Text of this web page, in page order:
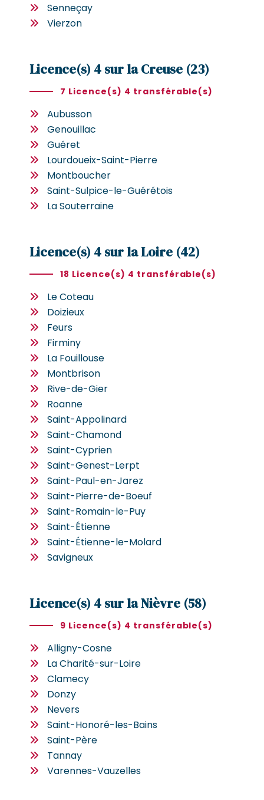
Senneçay
Vierzon
Licence(s) 4 sur la Creuse (23)
7 Licence(s) 4 transférable(s)
Aubusson
Genouillac
Guéret
Lourdoueix-Saint-Pierre
Montboucher
Saint-Sulpice-le-Guérétois
La Souterraine
Licence(s) 4 sur la Loire (42)
18 Licence(s) 4 transférable(s)
Le Coteau
Doizieux
Feurs
Firminy
La Fouillouse
Montbrison
Rive-de-Gier
Roanne
Saint-Appolinard
Saint-Chamond
Saint-Cyprien
Saint-Genest-Lerpt
Saint-Paul-en-Jarez
Saint-Pierre-de-Boeuf
Saint-Romain-le-Puy
Saint-Étienne
Saint-Étienne-le-Molard
Savigneux
Licence(s) 4 sur la Nièvre (58)
9 Licence(s) 4 transférable(s)
Alligny-Cosne
La Charité-sur-Loire
Clamecy
Donzy
Nevers
Saint-Honoré-les-Bains
Saint-Père
Tannay
Varennes-Vauzelles